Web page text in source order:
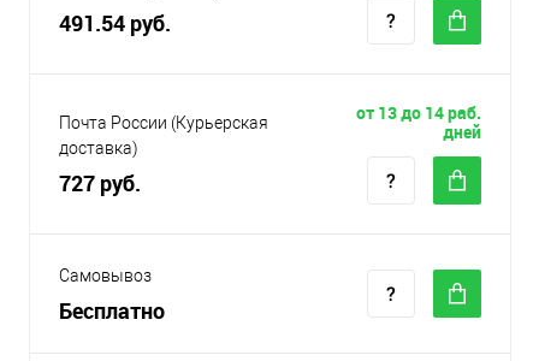
491.54 руб.
Почта России (Курьерская
доставка)
727 руб.
от 13 до 14 раб.
дней
Самовывоз
Бесплатно